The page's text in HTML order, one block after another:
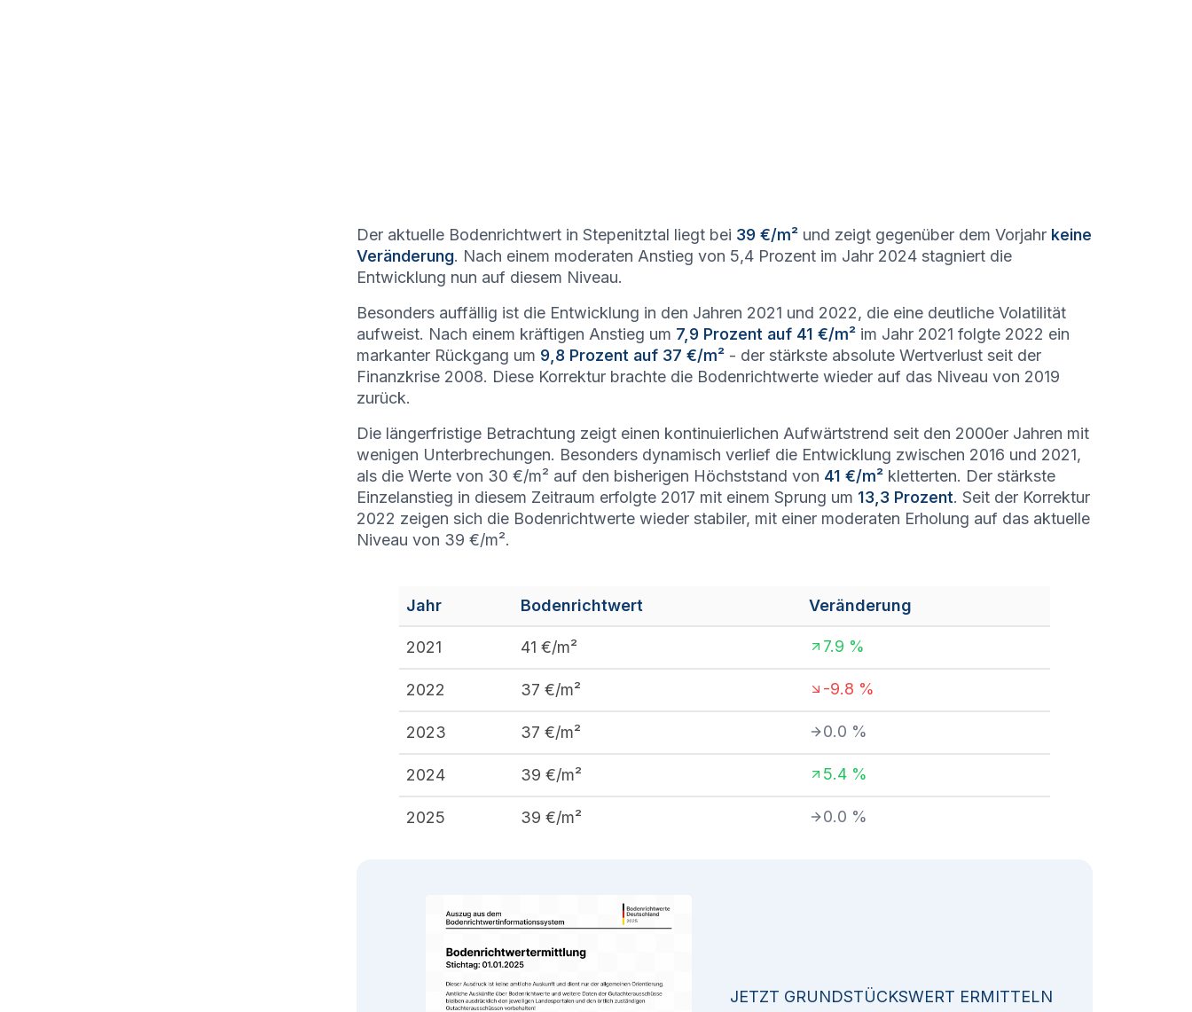
Der aktuelle Bodenrichtwert in Stepenitztal liegt bei 39 €/m² und zeigt gegenüber dem Vorjahr keine
Veränderung. Nach einem moderaten Anstieg von 5,4 Prozent im Jahr 2024 stagniert die
Entwicklung nun auf diesem Niveau.
Besonders auffällig ist die Entwicklung in den Jahren 2021 und 2022, die eine deutliche Volatilität
aufweist. Nach einem kräftigen Anstieg um 7,9 Prozent auf 41 €/m² im Jahr 2021 folgte 2022 ein
markanter Rückgang um 9,8 Prozent auf 37 €/m² - der stärkste absolute Wertverlust seit der
Finanzkrise 2008. Diese Korrektur brachte die Bodenrichtwerte wieder auf das Niveau von 2019
zurück.
Die längerfristige Betrachtung zeigt einen kontinuierlichen Aufwärtstrend seit den 2000er Jahren mit
wenigen Unterbrechungen. Besonders dynamisch verlief die Entwicklung zwischen 2016 und 2021,
als die Werte von 30 €/m² auf den bisherigen Höchststand von 41 €/m² kletterten. Der stärkste
Einzelanstieg in diesem Zeitraum erfolgte 2017 mit einem Sprung um 13,3 Prozent. Seit der Korrektur
2022 zeigen sich die Bodenrichtwerte wieder stabiler, mit einer moderaten Erholung auf das aktuelle
Niveau von 39 €/m².
Jahr Bodenrichtwert Veränderung
2021 41 €/m² 7.9 %
2022 37 €/m² -9.8 %
2023 37 €/m² 0.0 %
2024 39 €/m² 5.4 %
2025 39 €/m² 0.0 %
JETZT GRUNDSTÜCKSWERT ERMITTELN